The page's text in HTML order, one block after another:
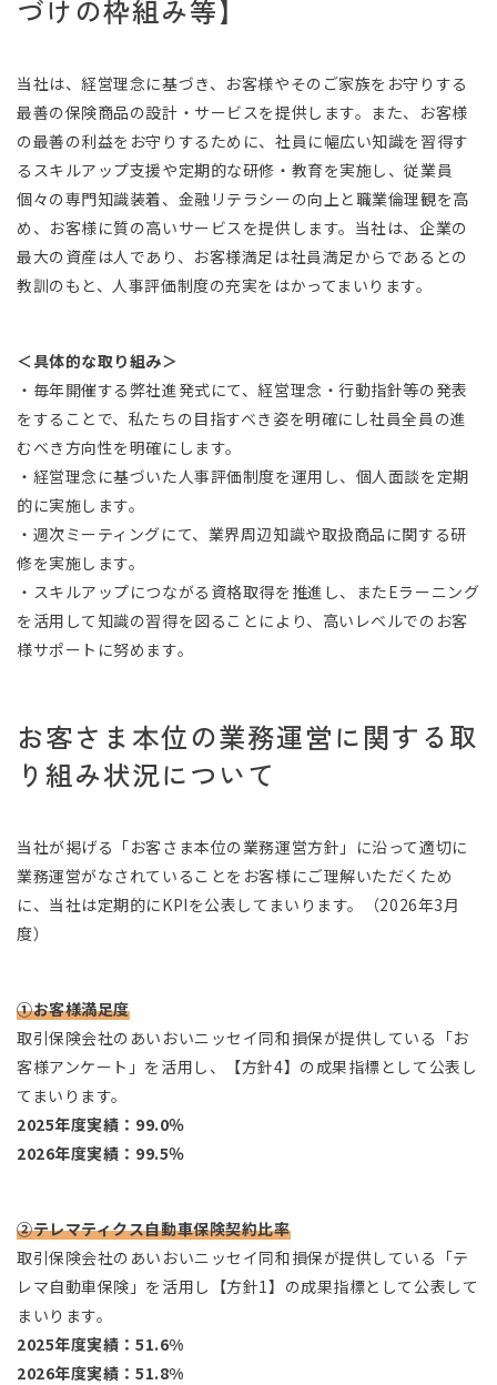
づけの枠組み等】
当社は、経営理念に基づき、お客様やそのご家族をお守りする
最善の保険商品の設計・サービスを提供します。また、お客様
の最善の利益をお守りするために、社員に幅広い知識を習得す
るスキルアップ支援や定期的な研修・教育を実施し、従業員
個々の専門知識装着、金融リテラシーの向上と職業倫理観を高
め、お客様に質の高いサービスを提供します。当社は、企業の
最大の資産は人であり、お客様満足は社員満足からであるとの
教訓のもと、人事評価制度の充実をはかってまいります。
＜具体的な取り組み＞
・毎年開催する弊社進発式にて、経営理念・行動指針等の発表
をすることで、私たちの目指すべき姿を明確にし社員全員の進
むべき方向性を明確にします。
・経営理念に基づいた人事評価制度を運用し、個人面談を定期
的に実施します。
・週次ミーティングにて、業界周辺知識や取扱商品に関する研
修を実施します。
・スキルアップにつながる資格取得を推進し、またEラーニング
を活用して知識の習得を図ることにより、高いレベルでのお客
様サポートに努めます。
お客さま本位の業務運営に関する取
り組み状況について
当社が掲げる「お客さま本位の業務運営方針」に沿って適切に
業務運営がなされていることをお客様にご理解いただくため
に、当社は定期的にKPIを公表してまいります。（2026年3月
度）
①お客様満足度
取引保険会社のあいおいニッセイ同和損保が提供している「お
客様アンケート」を活用し、【方針4】の成果指標として公表し
てまいります。
2025年度実績：99.0％
2026年度実績：99.5％
②テレマティクス自動車保険契約比率
取引保険会社のあいおいニッセイ同和損保が提供している「テ
レマ自動車保険」を活用し【方針1】の成果指標として公表して
まいります。
2025年度実績：51.6%
2026年度実績：51.8%